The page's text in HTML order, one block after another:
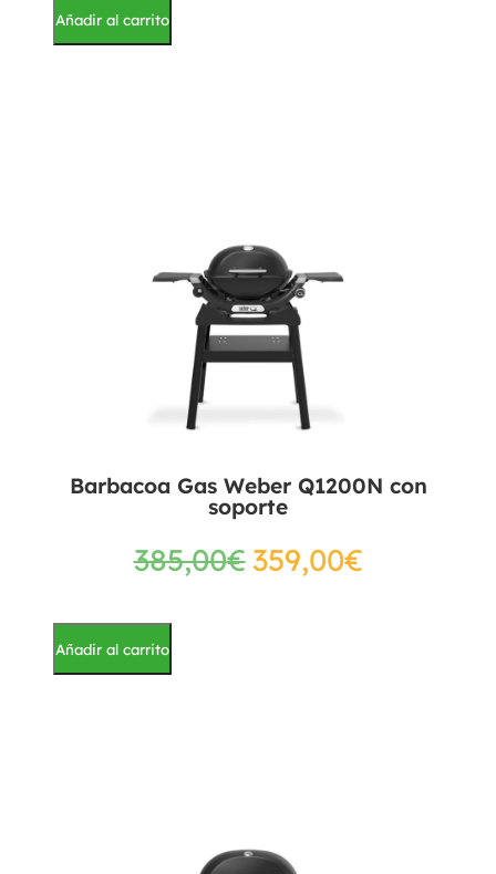
Añadir al carrito
Barbacoa Gas Weber Q1200N con
soporte
385,00€359,00€
Añadir al carrito